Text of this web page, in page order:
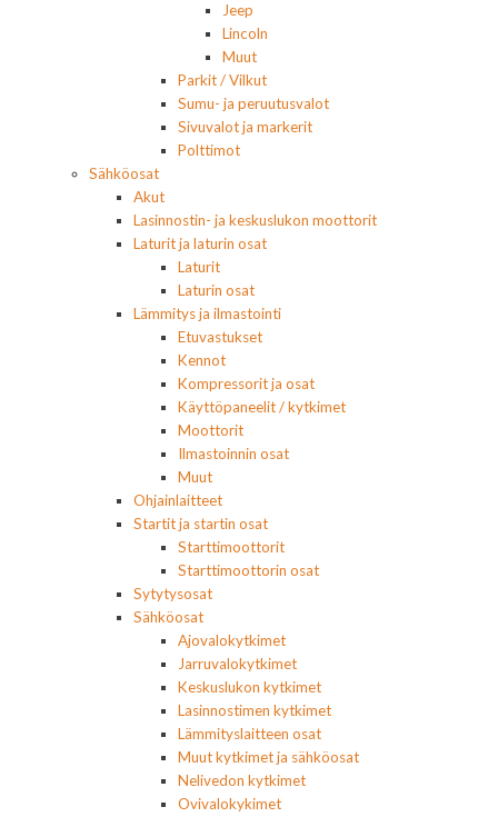
Jeep
Lincoln
Muut
Parkit / Vilkut
Sumu- ja peruutusvalot
Sivuvalot ja markerit
Polttimot
Sähköosat
Akut
Lasinnostin- ja keskuslukon moottorit
Laturit ja laturin osat
Laturit
Laturin osat
Lämmitys ja ilmastointi
Etuvastukset
Kennot
Kompressorit ja osat
Käyttöpaneelit / kytkimet
Moottorit
Ilmastoinnin osat
Muut
Ohjainlaitteet
Startit ja startin osat
Starttimoottorit
Starttimoottorin osat
Sytytysosat
Sähköosat
Ajovalokytkimet
Jarruvalokytkimet
Keskuslukon kytkimet
Lasinnostimen kytkimet
Lämmityslaitteen osat
Muut kytkimet ja sähköosat
Nelivedon kytkimet
Ovivalokykimet